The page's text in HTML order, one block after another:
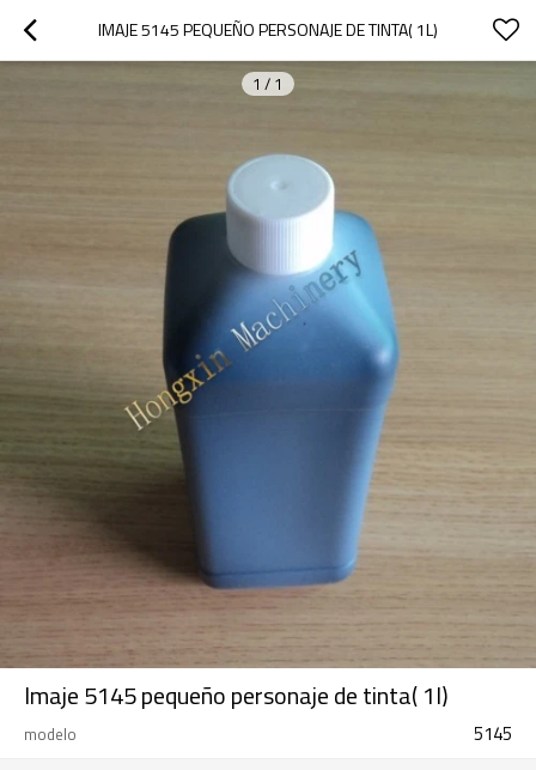
IMAJE 5145 PEQUEÑO PERSONAJE DE TINTA( 1L)
1 / 1
Imaje 5145 pequeño personaje de tinta( 1l)
modelo 5145